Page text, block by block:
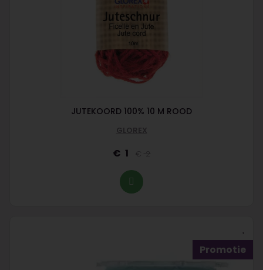
JUTEKOORD 100% 10 M ROOD
GLOREX
1 2
Promotie